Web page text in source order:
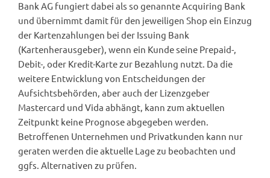
Bank AG fungiert dabei als so genannte Acquiring Bank
und übernimmt damit für den jeweiligen Shop ein Einzug
der Kartenzahlungen bei der Issuing Bank
(Kartenherausgeber), wenn ein Kunde seine Prepaid-,
Debit-, oder Kredit-Karte zur Bezahlung nutzt. Da die
weitere Entwicklung von Entscheidungen der
Aufsichtsbehörden, aber auch der Lizenzgeber
Mastercard und Vida abhängt, kann zum aktuellen
Zeitpunkt keine Prognose abgegeben werden.
Betroffenen Unternehmen und Privatkunden kann nur
geraten werden die aktuelle Lage zu beobachten und
ggfs. Alternativen zu prüfen.